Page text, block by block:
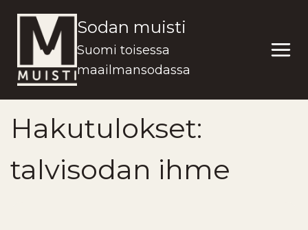
sisältöön
Sodan muisti
Suomi toisessa
maailmansodassa
Hakutulokset:
talvisodan ihme